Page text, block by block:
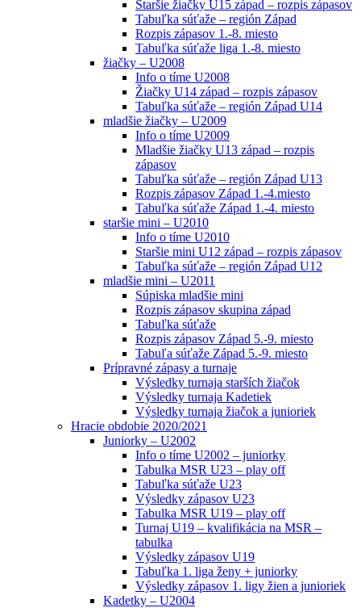
Staršie žiačky U15 západ – rozpis zápasov
Tabuľka súťaže – región Západ
Rozpis zápasov 1.-8. miesto
Tabuľka súťaže liga 1.-8. miesto
žiačky – U2008
Info o tíme U2008
Žiačky U14 západ – rozpis zápasov
Tabuľka súťaže – región Západ U14
mladšie žiačky – U2009
Info o tíme U2009
Mladšie žiačky U13 západ – rozpis
zápasov
Tabuľka súťaže – región Západ U13
Rozpis zápasov Západ 1.-4.miesto
Tabuľka súťaže Západ 1.-4. miesto
staršie mini – U2010
Info o tíme U2010
Staršie mini U12 západ – rozpis zápasov
Tabuľka súťaže – región Západ U12
mladšie mini – U2011
Súpiska mladšie mini
Rozpis zápasov skupina západ
Tabuľka súťaže
Rozpis zápasov Západ 5.-9. miesto
Tabuľa súťaže Západ 5.-9. miesto
Prípravné zápasy a turnaje
Výsledky turnaja starších žiačok
Výsledky turnaja Kadetiek
Výsledky turnaja žiačok a junioriek
Hracie obdobie 2020/2021
Juniorky – U2002
Info o tíme U2002 – juniorky
Tabulka MSR U23 – play off
Tabuľka súťaže U23
Výsledky zápasov U23
Tabulka MSR U19 – play off
Turnaj U19 – kvalifikácia na MSR –
tabulka
Výsledky zápasov U19
Tabuľka 1. liga ženy + juniorky
Výsledky zápasov 1. ligy žien a junioriek
Kadetky – U2004